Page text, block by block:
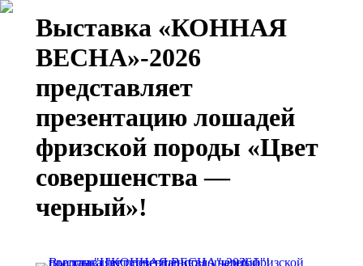
Выставка «КОННАЯ
ВЕСНА»-2026
представляет
презентацию лошадей
фризской породы «Цвет
совершенства —
черный»!